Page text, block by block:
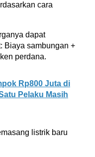
cara
dapat
Biaya sambungan +
perdana.
Rp800 Juta di
Pelaku Masih
listrik baru